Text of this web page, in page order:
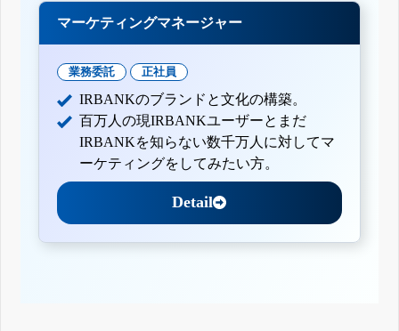
マーケティングマネージャー
業務委託 正社員
IRBANKのブランドと文化の構築。
百万人の現IRBANKユーザーとまだ
IRBANKを知らない数千万人に対してマ
ーケティングをしてみたい方。
Detail